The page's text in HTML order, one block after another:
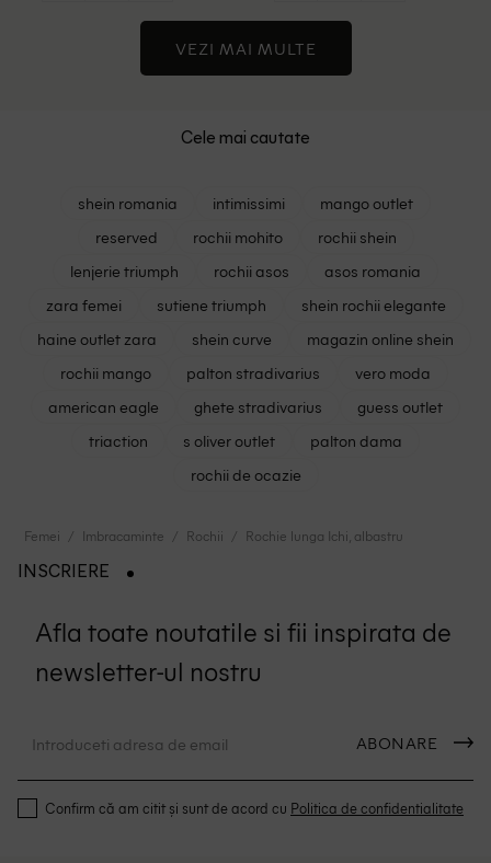
VEZI MAI MULTE
Cele mai cautate
shein romania intimissimi
mango outlet
reserved
rochii mohito
rochii shein
lenjerie triumph
rochii asos
asos romania
zara femei
sutiene triumph
shein rochii elegante
haine outlet zara
shein curve
magazin online shein
rochii mango
palton stradivarius
vero moda
american eagle
ghete stradivarius
guess outlet
triaction
s oliver outlet
palton dama
rochii de ocazie
Femei Imbracaminte Rochii Rochie lunga Ichi, albastru
INSCRIERE
Afla toate noutatile si fii inspirata de
newsletter-ul nostru
ABONARE
Confirm că am citit și sunt de acord cu Politica de confidentialitate